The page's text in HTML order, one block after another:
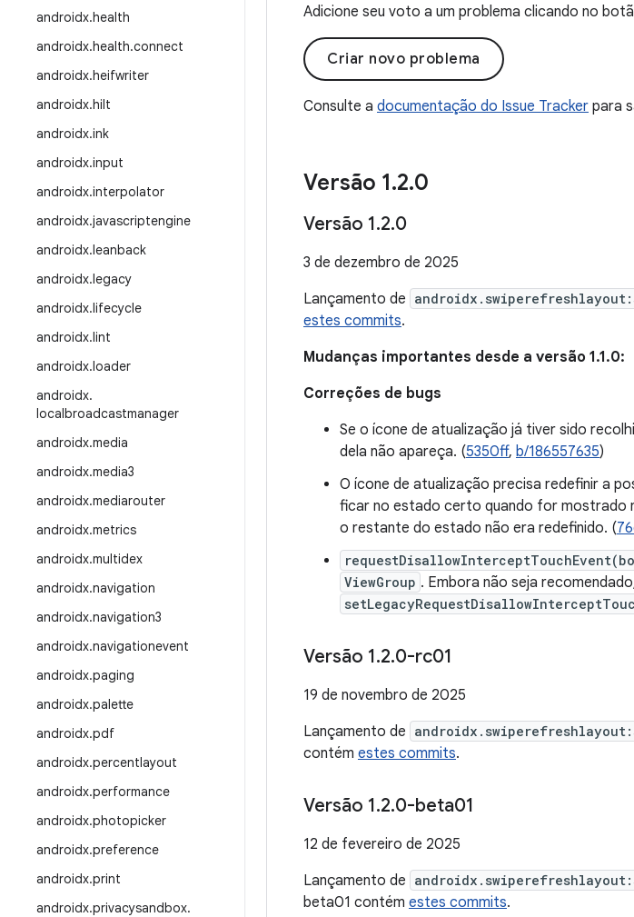
androidx.health
androidx.health.connect
androidx.heifwriter
androidx.hilt
androidx.ink
androidx.input
androidx.interpolator
androidx.javascriptengine
androidx.leanback
androidx.legacy
androidx.lifecycle
androidx.lint
androidx.loader
androidx.
localbroadcastmanager
androidx.media
androidx.media3
androidx.mediarouter
androidx.metrics
androidx.multidex
androidx.navigation
androidx.navigation3
androidx.navigationevent
androidx.paging
androidx.palette
androidx.pdf
androidx.percentlayout
androidx.performance
androidx.photopicker
androidx.preference
androidx.print
androidx.privacysandbox.
Adicione seu voto a um problema clicando no
Criar novo problema
Consulte a documentação do Issue Tracker para
Versão 1.2.0
Versão 1.2.0
3 de dezembro de 2025
Lançamento de
estes commits.
Mudanças importantes desde a versão 1.1.0:
Correções de bugs
Se o ícone de atualização já tiver sido
dela não apareça. (5350ff, b/186557635)
O ícone de atualização precisa redefinir a
ficar no estado certo quando for mostrado
o restante do estado não era redefinido. (
ViewGroup . Embora não seja
Versão 1.2.0-rc01
19 de novembro de 2025
Lançamento de
contém estes commits.
Versão 1.2.0-beta01
12 de fevereiro de 2025
Lançamento de
beta01 contém estes commits.